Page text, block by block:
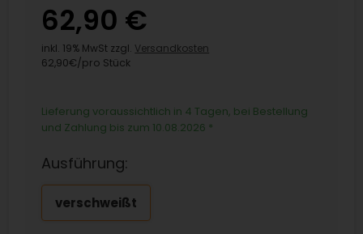
62,90 €
inkl. 19% MwSt zzgl. Versandkosten
62,90€/pro Stück
Lieferung voraussichtlich in 4 Tagen, bei Bestellung
und Zahlung bis zum 10.08.2026 *
Ausführung:
verschweißt